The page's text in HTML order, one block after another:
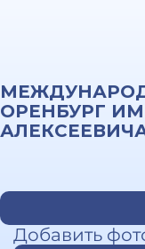
ОРЕНБУРГ
Добавить